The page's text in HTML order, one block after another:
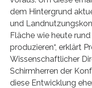
dem Hintergrund
und
Fläche wie heute
produzieren“, erklärt
Wissenschaftlicher
Schirmherren der
diese Entwicklung